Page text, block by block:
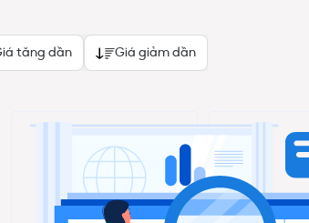
tăng dần Giá giảm dần